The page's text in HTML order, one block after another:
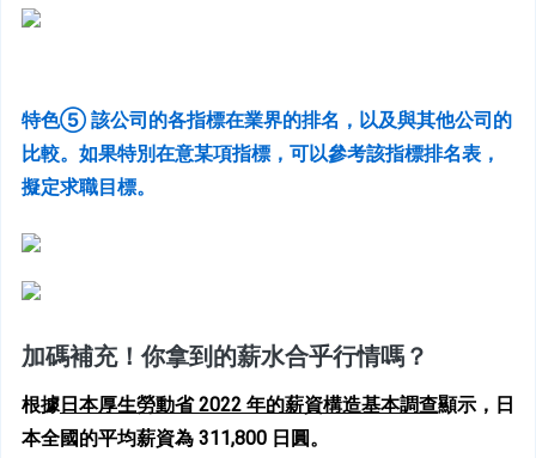
特色⑤ 該公司的各指標在業界的排名，以及與其他公司的
比較。如果特別在意某項指標，可以參考該指標排名表，
擬定求職目標。
加碼補充！你拿到的薪水合乎行情嗎？
根據日本厚生勞動省 2022 年的薪資構造基本調查顯示，日
本全國的平均薪資為 311,800 日圓。